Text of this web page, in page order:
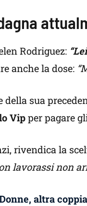
Rodriguez:
anche la dose:
della sua
Vipper pagare
rivendica la
lavorassi non
altra